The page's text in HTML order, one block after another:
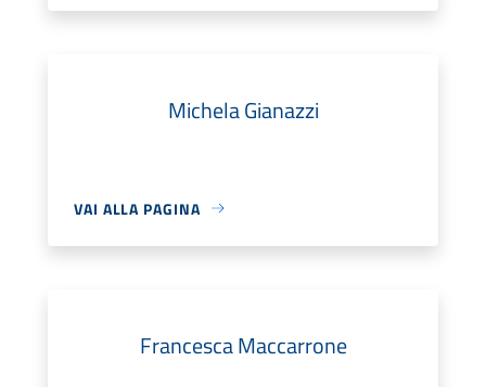
Michela Gianazzi
VAI ALLA PAGINA
Francesca Maccarrone